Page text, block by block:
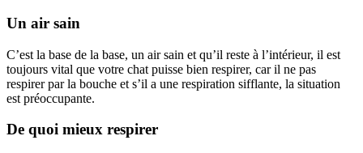
Un air sain
C’est la base de la base, un air sain et qu’il reste à l’intérieur, il est
toujours vital que votre chat puisse bien respirer, car il ne pas
respirer par la bouche et s’il a une respiration sifflante, la situation
est préoccupante.
De quoi mieux respirer